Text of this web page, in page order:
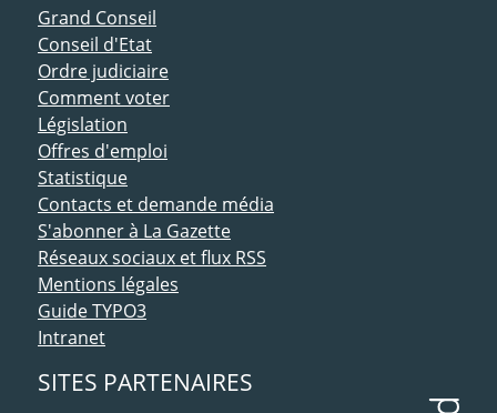
ACCÈS DIRECT
Grand Conseil
Conseil d'Etat
Ordre judiciaire
Comment voter
Législation
Offres d'emploi
Statistique
Contacts et demande média
S'abonner à La Gazette
Réseaux sociaux et flux RSS
Mentions légales
Guide TYPO3
Intranet
SITES PARTENAIRES